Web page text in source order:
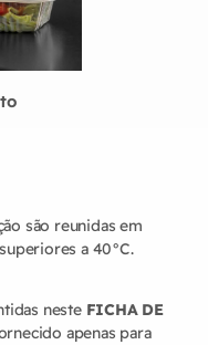
são reunidas em
a 40°C.
neste FICHA DE
apenas para